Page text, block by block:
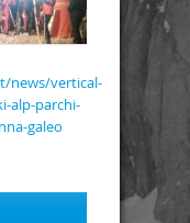
news/vertical-
alp-parchi-
galeo